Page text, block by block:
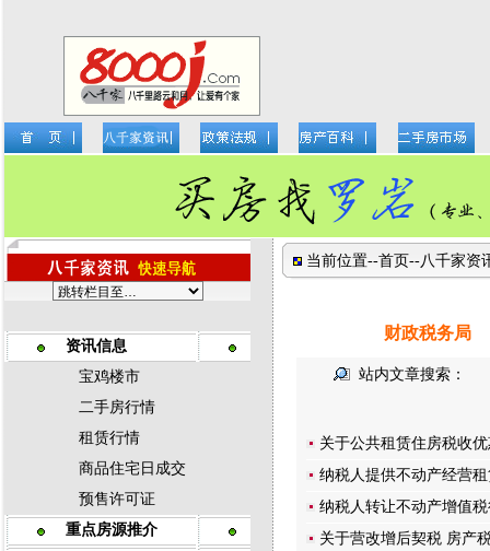
资讯信息
宝鸡楼市
二手房行情
租赁行情
商品住宅日成交
预售许可证
重点房源推介
当前位置--首页--八千家资
财政税务局
站内文章搜索：
关于公共租赁住房税收
纳税人提供不动产经营
纳税人转让不动产增值
关于营改增后契税 房产